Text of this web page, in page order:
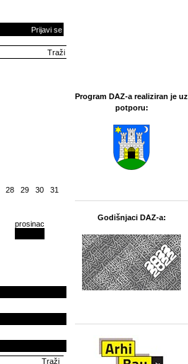
Prijavi se
28 29 30 31
prosinac
Program DAZ-a realiziran je uz
potporu:
Godišnjaci DAZ-a: